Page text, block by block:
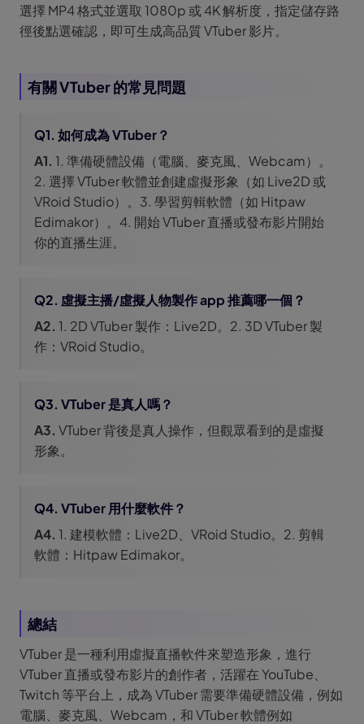
選擇 MP4 格式並選取 1080p 或 4K 解析度，指定儲存路
徑後點選確認，即可生成高品質 VTuber 影片。
有關 VTuber 的常見問題
Q1. 如何成為 VTuber？
A1. 1. 準備硬體設備（電腦、麥克風、Webcam）。
2. 選擇 VTuber 軟體並創建虛擬形象（如 Live2D 或
VRoid Studio）。3. 學習剪輯軟體（如 Hitpaw
Edimakor）。4. 開始 VTuber 直播或發布影片開始
你的直播生涯。
Q2. 虛擬主播/虛擬人物製作 app 推薦哪一個？
A2. 1. 2D VTuber 製作：Live2D。2. 3D VTuber 製
作：VRoid Studio。
Q3. VTuber 是真人嗎？
A3. VTuber 背後是真人操作，但觀眾看到的是虛擬
形象。
Q4. VTuber 用什麼軟件？
A4. 1. 建模軟體：Live2D、VRoid Studio。2. 剪輯
軟體：Hitpaw Edimakor。
總結
VTuber 是一種利用虛擬直播軟件來塑造形象，進行
VTuber 直播或發布影片的創作者，活躍在 YouTube、
Twitch 等平台上，成為 VTuber 需要準備硬體設備，例如
電腦、麥克風、Webcam，和 VTuber 軟體例如